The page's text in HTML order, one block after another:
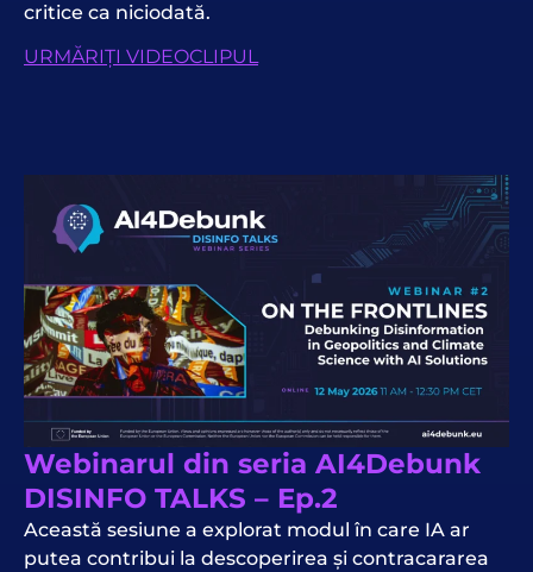
critice ca niciodată.
URMĂRIȚI VIDEOCLIPUL
Webinarul din seria AI4Debunk
DISINFO TALKS – Ep.2
Această sesiune a explorat modul în care IA ar
putea contribui la descoperirea și contracararea